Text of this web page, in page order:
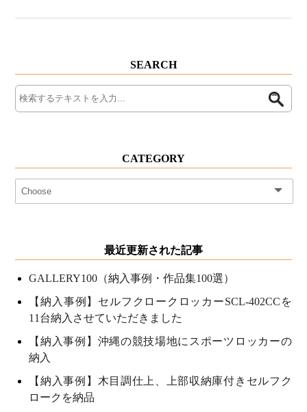
SEARCH
CATEGORY
最近更新された記事
GALLERY100（納入事例・作品集100選）
【納入事例】セルフクロークロッカーSCL-402CCを
11台納入させていただきました
【納入事例】沖縄の競技場地にスポーツロッカーの
納入
【納入事例】木目調仕上、上部収納庫付きセルフク
ロークを納品